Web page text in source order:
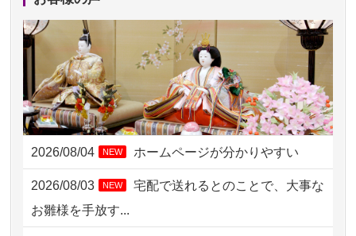
2026/08/04 15:40 千葉県の方からお申込み
2026/08/04 14:04 東京都の方からお申込み
2026/08/04 00:38 中野区の方からお申込み
2026/08/03 21:17 愛知県の方からお申込み
2026/08/02 18:47 虎ノ門の方からお申込み
2026/08/02 11:15 千葉県の方からお申込み
2026/08/04 NEW ホームページが分かりやすい
2026/08/03 NEW
宅配で送れるとのことで、大事な
お雛様を手放す...